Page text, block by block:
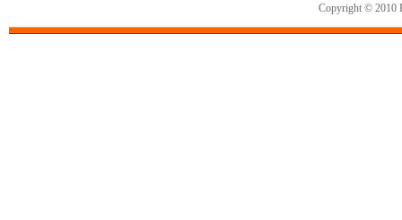
Copyright © 2010